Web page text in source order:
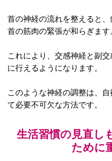
首の神経の流れを整えると
首の筋肉の緊張が和らぎます。
これにより、交感神経と副
に行えるようになります。
このような神経の調整は、
て必要不可欠な方法です。
生活習慣の見直し
ために